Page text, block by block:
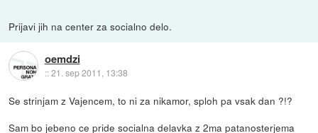
Prijavi jih na center za socialno delo.
oemdzi
::21. sep 2011, 13:38
Se strinjam z Vajencem, to ni za nikamor, sploh pa vsak dan ?!?
Sam bo jebeno ce pride socialna delavka z 2ma patanosterjema